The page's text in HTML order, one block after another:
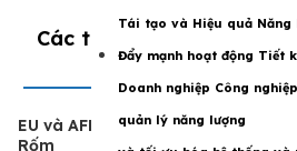
Tái tạo và Hiệu quả Năng
Đẩy mạnh hoạt động Tiết
Doanh nghiệp Công
quản lý năng lượng
Các tin tức khác về Năng
EU và AFD hỗ trợ Điện Biên quản
Rốm